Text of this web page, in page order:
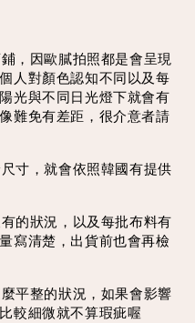
，因歐膩拍照都是會呈現
人對顏色認知不同以及每
光與不同日光燈下就會有
難免有差距，很介意者請
寸，就會依照韓國有提供
的狀況，以及每批布料有
寫清楚，出貨前也會再檢
平整的狀況，如果會影響
較細微就不算瑕疵喔